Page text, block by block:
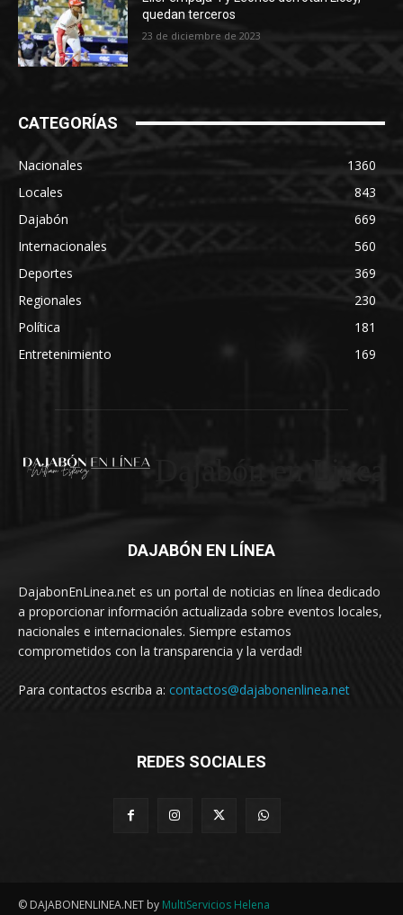
quedan terceros
23 de diciembre de 2023
CATEGORÍAS
Nacionales
1360
Locales
843
Dajabón
669
Internacionales
560
Deportes
369
Regionales
230
Política
181
Entretenimiento
169
DAJABÓN EN LÍNEA
DajabonEnLinea.net es un portal de noticias en línea dedicado
a proporcionar información actualizada sobre eventos locales,
nacionales e internacionales. Siempre estamos
comprometidos con la transparencia y la verdad!
Para contactos escriba a: contactos@dajabonenlinea.net
REDES SOCIALES
© DAJABONENLINEA.NET by MultiServicios Helena